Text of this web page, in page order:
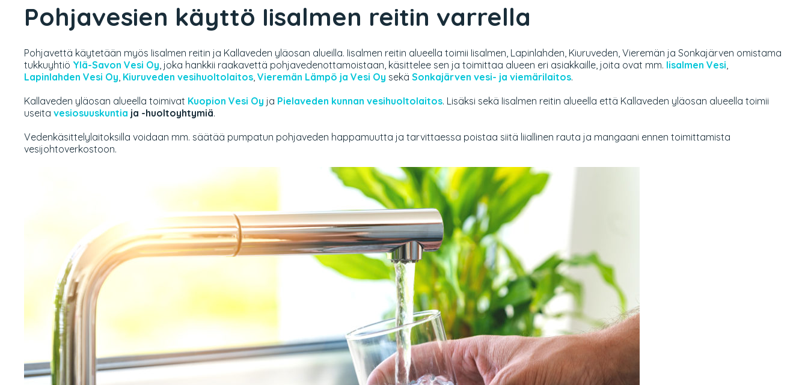
Pohjavesien käyttö Iisalmen reitin varrella
Pohjavettä käytetään myös Iisalmen reitin ja Kallaveden yläosan alueilla. Iisalmen reitin alueella toimii Iisalmen, Lapinlahden, Kiuruveden, Vieremän ja Sonkajärven omistama
tukkuyhtiö Ylä-Savon Vesi Oy , joka hankkii raakavettä pohjavedenottamoistaan, käsittelee sen ja toimittaa alueen eri asiakkaille, joita ovat mm. Iisalmen Vesi
Lapinlahden Vesi Oy Kiuruveden vesihuoltolaitos, Vieremän Lämpö ja Vesi Oy sekä Sonkajärven vesi- ja viemärilaitos.
Kallaveden yläosan alueella toimivat Kuopion Vesi Oy ja Pielaveden kunnan vesihuoltolaitos. Lisäksi sekä Iisalmen reitin alueella että Kallaveden yläosan alueella toimii
useita vesiosuuskuntia ja -huoltoyhtymiä.
Vedenkäsittelylaitoksilla voidaan mm. säätää pumpatun pohjaveden happamuutta ja tarvittaessa poistaa siitä liiallinen rauta ja mangaani ennen toimittamista
vesijohtoverkostoon.